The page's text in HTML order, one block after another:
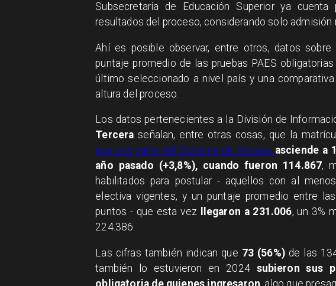
Subsecretaría de Educación Superior ya
resultados del proceso, considerando solo admisión
Ahí es posible observar, entre otros, datos sobre
puntaje promedio de las pruebas PAES
último seleccionado a nivel país y una
altura del proceso.
Los datos pertenecientes a la División de
Tercera señalan, entre otras cosas, que la
que son parte del Sistema de Acceso asciende a
año pasado (+3,8%), cuando fueron 114.867,
habilitados para postular - aquellos con al
electiva vigentes, y un puntaje promedio entre
puntos - que esta vez
llegaron a 231.006, un 3%
224.386.
Las cifras también indican que 73 (56%)de las
también lo estuvieron en 2024 subieron sus
obligatoria de quienes ingresaron, algo que